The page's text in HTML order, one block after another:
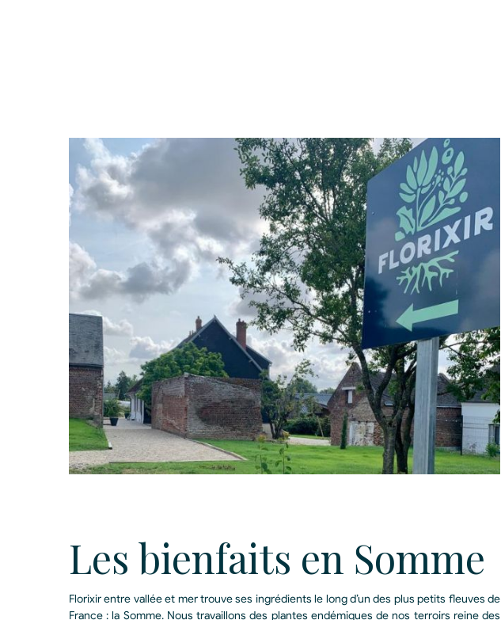
Les bienfaits en Somme
Florixir entre vallée et mer trouve ses ingrédients le long d’un des plus petits fleuves de
France : la Somme. Nous travaillons des plantes endémiques de nos terroirs reine des